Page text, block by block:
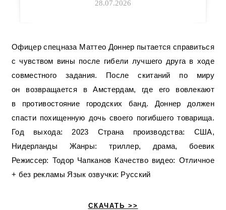
28.07.2026
Офицер спецназа Маттео Доннер пытается справиться
с чувством вины после гибели лучшего друга в ходе
совместного задания. После скитаний по миру
он возвращается в Амстердам, где его вовлекают
в противостояние городских банд. Доннер должен
спасти похищенную дочь своего погибшего товарища.
Год выхода: 2023 Страна производства: США,
Нидерланды Жанры: триллер, драма, боевик
Режиссер: Тодор Чапканов Качество видео: Отличное
+ без рекламы Язык озвучки: Русский
СКАЧАТЬ >>